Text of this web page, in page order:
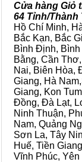
Cửa hàng Giỏ
64 Tỉnh/
Hồ Chí Minh,
Bắc Kạn, Bắc
Bình Định,
Bằng, Cần
Nai, Biên Hòa,
Giang, Hà
Giang, Kon
Đồng, Đà Lạt,
Ninh Thuận,
Nam, Quảng
Sơn La, Tây
Huế, Tiền
Vĩnh Phúc, Yên